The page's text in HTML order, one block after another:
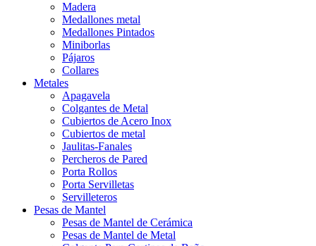
Madera
Medallones metal
Medallones Pintados
Miniborlas
Pájaros
Collares
Metales
Apagavela
Colgantes de Metal
Cubiertos de Acero Inox
Cubiertos de metal
Jaulitas-Fanales
Percheros de Pared
Porta Rollos
Porta Servilletas
Servilleteros
Pesas de Mantel
Pesas de Mantel de Cerámica
Pesas de Mantel de Metal